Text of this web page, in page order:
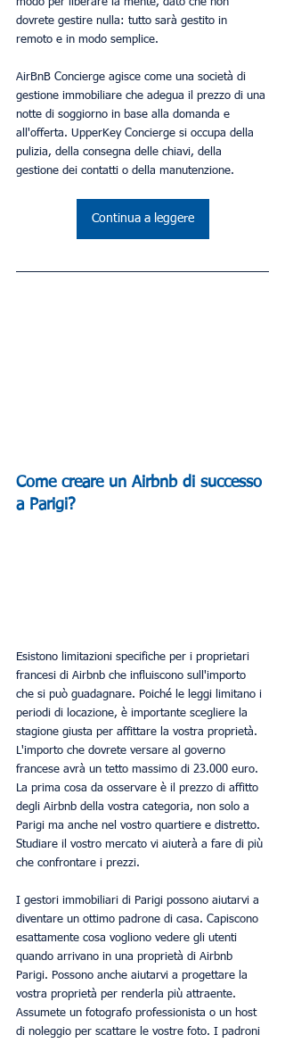
modo per liberare la mente, dato che non
dovrete gestire nulla: tutto sarà gestito in
remoto e in modo semplice.
AirBnB Concierge agisce come una società di
gestione immobiliare che adegua il prezzo di una
notte di soggiorno in base alla domanda e
all'offerta. UpperKey Concierge si occupa della
pulizia, della consegna delle chiavi, della
gestione dei contatti o della manutenzione.
Continua a leggere
Come creare un Airbnb di successo
a Parigi?
Esistono limitazioni specifiche per i proprietari
francesi di Airbnb che influiscono sull'importo
che si può guadagnare. Poiché le leggi limitano i
periodi di locazione, è importante scegliere la
stagione giusta per affittare la vostra proprietà.
L'importo che dovrete versare al governo
francese avrà un tetto massimo di 23.000 euro.
La prima cosa da osservare è il prezzo di affitto
degli Airbnb della vostra categoria, non solo a
Parigi ma anche nel vostro quartiere e distretto.
Studiare il vostro mercato vi aiuterà a fare di più
che confrontare i prezzi.
I gestori immobiliari di Parigi possono aiutarvi a
diventare un ottimo padrone di casa. Capiscono
esattamente cosa vogliono vedere gli utenti
quando arrivano in una proprietà di Airbnb
Parigi. Possono anche aiutarvi a progettare la
vostra proprietà per renderla più attraente.
Assumete un fotografo professionista o un host
di noleggio per scattare le vostre foto. I padroni